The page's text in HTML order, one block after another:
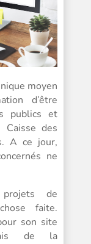
moyen
d’être
publics et
Caisse des
A ce jour,
ne
de
faite.
son site
de la